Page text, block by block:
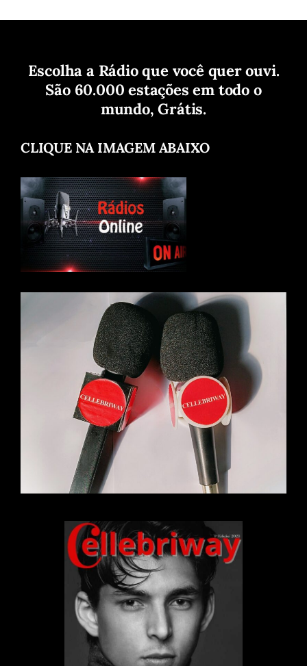
Escolha a Rádio que você quer ouvi.
São 60.000 estações em todo o
mundo, Grátis.
CLIQUE NA IMAGEM ABAIXO